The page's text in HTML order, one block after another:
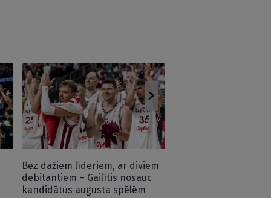
Bez dažiem līderiem, ar diviem
debitantiem – Gailītis nosauc
kandidātus augusta spēlēm